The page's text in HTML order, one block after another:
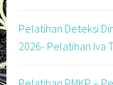
Pelatihan Deteksi
2026- Pelatihan Iva